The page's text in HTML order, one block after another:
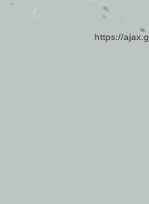
https://